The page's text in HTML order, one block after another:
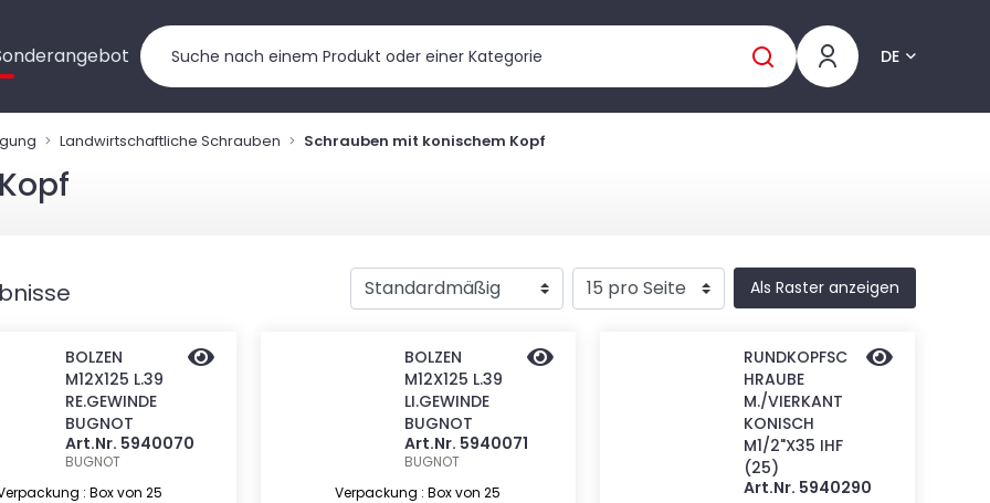
DE
Landwirtschaftliche Schrauben Schrauben mit konischem Kopf
Als Raster anzeigen
BOLZEN
M12X125 L.39
RE.GEWINDE
BUGNOT
Art.Nr. 5940070
BUGNOT
: Box von 25
BOLZEN
M12X125 L.39
LI.GEWINDE
BUGNOT
Art.Nr. 5940071
BUGNOT
Verpackung : Box von 25
RUNDKOPFSC
HRAUBE
M./VIERKANT
KONISCH
M1/2"X35 IHF
(25)
Art.Nr. 5940290